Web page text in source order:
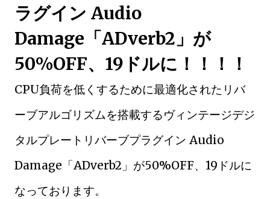
ラグイン Audio
Damage「ADverb2」が
50%OFF、19ドルに！！！！
CPU負荷を低くするために最適化されたリバ
ーブアルゴリズムを搭載するヴィンテージデジ
タルプレートリバーブプラグイン Audio
Damage「ADverb2」が50%OFF、19ドルに
なっております。